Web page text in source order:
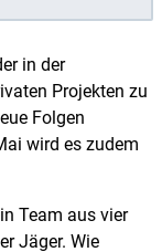
in der
Projekten zu
Folgen
wird es zudem
Team aus vier
Jäger. Wie